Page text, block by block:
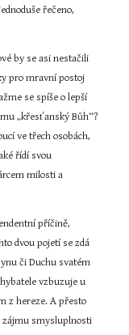
řečeno,
by se asi nestačili
pro mravní postoj
se spíše o lepší
„křesťanský Bůh“?
ve třech osobách,
řídí svou
milosti a
příčině,
dvou pojetí se zdá
či Duchu svatém
vzbuzuje u
z hereze. A přesto
zájmu smysluplnosti